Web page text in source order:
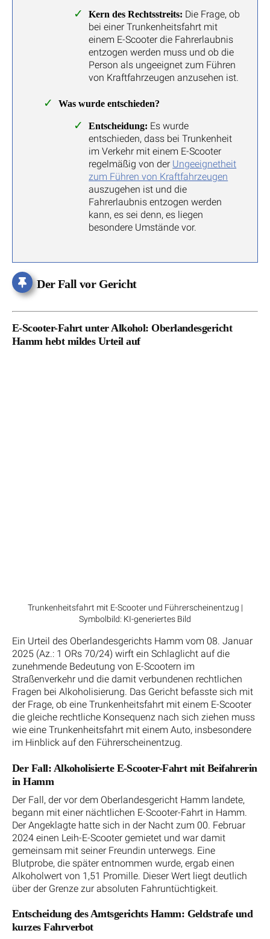
Kern des Rechtsstreits: Die Frage, ob
bei einer Trunkenheitsfahrt mit
einem E-Scooter die Fahrerlaubnis
entzogen werden muss und ob die
Person als ungeeignet zum Führen
von Kraftfahrzeugen anzusehen ist.
Was wurde entschieden?
Entscheidung: Es wurde
entschieden, dass bei Trunkenheit
im Verkehr mit einem E-Scooter
regelmäßig von der Ungeeignetheit
zum Führen von Kraftfahrzeugen
auszugehen ist und die
Fahrerlaubnis entzogen werden
kann, es sei denn, es liegen
besondere Umstände vor.
Der Fall vor Gericht
E-Scooter-Fahrt unter Alkohol: Oberlandesgericht
Hamm hebt mildes Urteil auf
Trunkenheitsfahrt mit E-Scooter und Führerscheinentzug |
Symbolbild: KI-generiertes Bild
Ein Urteil des Oberlandesgerichts Hamm vom 08. Januar
2025 (Az.: 1 ORs 70/24) wirft ein Schlaglicht auf die
zunehmende Bedeutung von E-Scootern im
Straßenverkehr und die damit verbundenen rechtlichen
Fragen bei Alkoholisierung. Das Gericht befasste sich mit
der Frage, ob eine Trunkenheitsfahrt mit einem E-Scooter
die gleiche rechtliche Konsequenz nach sich ziehen muss
wie eine Trunkenheitsfahrt mit einem Auto, insbesondere
im Hinblick auf den Führerscheinentzug.
Der Fall: Alkoholisierte E-Scooter-Fahrt mit Beifahrerin
in Hamm
Der Fall, der vor dem Oberlandesgericht Hamm landete,
begann mit einer nächtlichen E-Scooter-Fahrt in Hamm.
Der Angeklagte hatte sich in der Nacht zum 00. Februar
2024 einen Leih-E-Scooter gemietet und war damit
gemeinsam mit seiner Freundin unterwegs. Eine
Blutprobe, die später entnommen wurde, ergab einen
Alkoholwert von 1,51 Promille. Dieser Wert liegt deutlich
über der Grenze zur absoluten Fahruntüchtigkeit.
Entscheidung des Amtsgerichts Hamm: Geldstrafe und
kurzes Fahrverbot